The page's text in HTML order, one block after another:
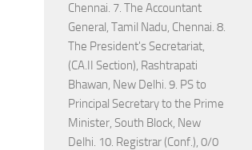
Chennai. 7. The Accountant
General, Tamil Nadu, Chennai. 8.
The President's Secretariat,
(CA.II Section), Rashtrapati
Bhawan, New Delhi. 9. PS to
Principal Secretary to the Prime
Minister, South Block, New
Delhi. 10. Registrar (Conf.), 0/0